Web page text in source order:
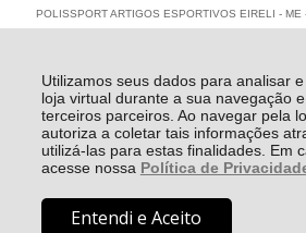
Utilizamos seus dados para analisar
loja virtual durante a sua navegação
terceiros parceiros. Ao navegar pela
autoriza a coletar tais informações
utilizá-las para estas finalidades. Em
acesse nossa Política de
Entendi e Aceito
POLISSPORT ARTIGOS ESPORTIVOS EIRELI -
R$ 94,90à vista no boleto ou pix